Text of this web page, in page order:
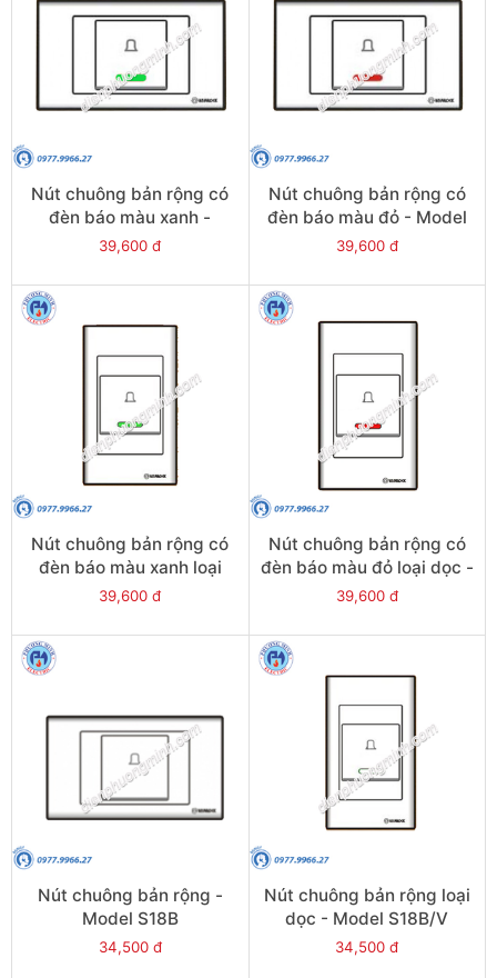
Nút chuông bản rộng có
đèn báo màu xanh -
Model S18BNG
39,600 đ
Nút chuông bản rộng có
đèn báo màu đỏ - Model
S18BNR
39,600 đ
Nút chuông bản rộng có
đèn báo màu xanh loại
dọc - Model S18BNG/V
39,600 đ
Nút chuông bản rộng có
đèn báo màu đỏ loại dọc -
Model S18BNR/V
39,600 đ
Nút chuông bản rộng -
Model S18B
34,500 đ
Nút chuông bản rộng loại
dọc - Model S18B/V
34,500 đ